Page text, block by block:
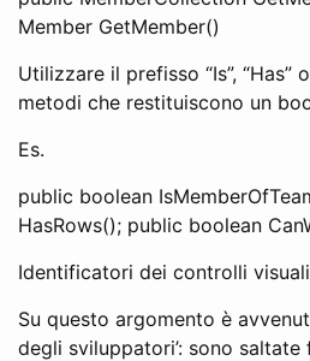
Member GetMember()
Utilizzare il prefisso “Is”, “Has”
metodi che restituiscono un
Es.
public boolean
HasRows(); public boolean
Identificatori dei controlli visuali
Su questo argomento è
degli sviluppatori’: sono